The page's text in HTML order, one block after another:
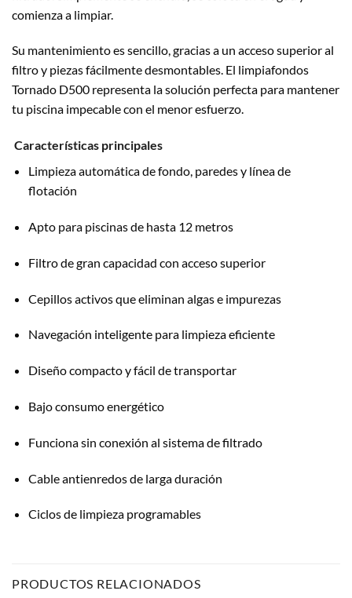
comienza a limpiar.
Su mantenimiento es sencillo, gracias a un acceso superior al
filtro y piezas fácilmente desmontables. El limpiafondos
Tornado D500 representa la solución perfecta para mantener
tu piscina impecable con el menor esfuerzo.
Características principales
Limpieza automática de fondo, paredes y línea de
flotación
Apto para piscinas de hasta 12 metros
Filtro de gran capacidad con acceso superior
Cepillos activos que eliminan algas e impurezas
Navegación inteligente para limpieza eficiente
Diseño compacto y fácil de transportar
Bajo consumo energético
Funciona sin conexión al sistema de filtrado
Cable antienredos de larga duración
Ciclos de limpieza programables
PRODUCTOS RELACIONADOS